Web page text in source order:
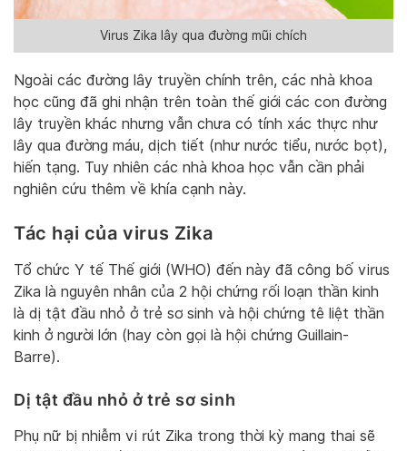
Virus Zika lây qua đường mũi chích
Ngoài các đường lây truyền chính trên, các nhà khoa
học cũng đã ghi nhận trên toàn thế giới các con đường
lây truyền khác nhưng vẫn chưa có tính xác thực như
lây qua đường máu, dịch tiết (như nước tiểu, nước bọt),
hiến tạng. Tuy nhiên các nhà khoa học vẫn cần phải
nghiên cứu thêm về khía cạnh này.
Tác hại của virus Zika
Tổ chức Y tế Thế giới (WHO) đến này đã công bố virus
Zika là nguyên nhân của 2 hội chứng rối loạn thần kinh
là dị tật đầu nhỏ ở trẻ sơ sinh và hội chứng tê liệt thần
kinh ở người lớn (hay còn gọi là hội chứng Guillain-
Barre).
Dị tật đầu nhỏ ở trẻ sơ sinh
Phụ nữ bị nhiễm vi rút Zika trong thời kỳ mang thai sẽ